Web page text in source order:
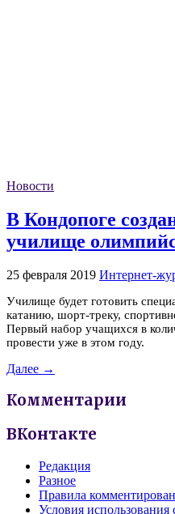
Новости
В Кондопоге
училище
25 февраля 2019 Интернет-
Училище будет готовить
катанию, шорт-треку,
Первый набор учащихся в
провести уже в этом году.
Далее →
Комментарии
ВКонтакте
Редакция
Разное
Правила
Условия использования